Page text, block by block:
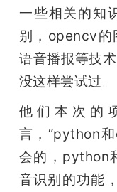
一些相关的知
别，opencv的
语音播报等技
没这样尝试过。
他们本次的
言，“python
会的，python
音识别的功能